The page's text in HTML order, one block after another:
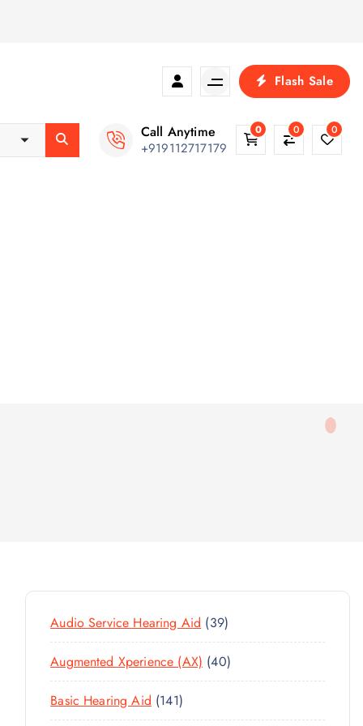
Flash Sale
Call Anytime
+919112717179
0 0 0
Audio Service Hearing Aid 393
9
P
R
Augmented Xperience (AX) 404
0
Basic Hearing Aid 1411
4